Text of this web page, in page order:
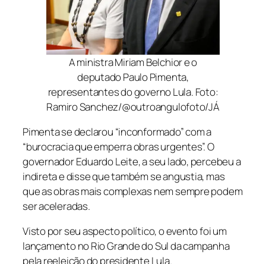
A ministra Miriam Belchior e o
deputado Paulo Pimenta,
representantes do governo Lula. Foto:
Ramiro Sanchez/@outroangulofoto/JÁ
Pimenta se declarou “inconformado” com a
“burocracia que emperra obras urgentes”. O
governador Eduardo Leite, a seu lado, percebeu a
indireta e disse que também se angustia, mas
que as obras mais complexas nem sempre podem
ser aceleradas.
Visto por seu aspecto político, o evento foi um
lançamento no Rio Grande do Sul da campanha
pela reeleição do presidente Lula.